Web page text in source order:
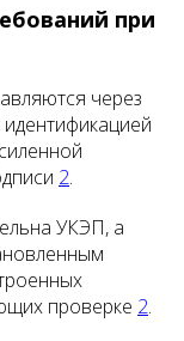
при
через
2.
УКЭП, а
проверке 2.